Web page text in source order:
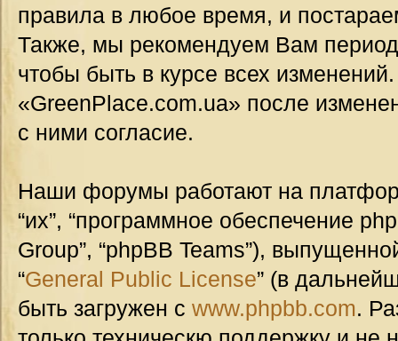
правила в любое время, и
Также, мы рекомендуем Вам
чтобы быть в курсе всех
«GreenPlace.com.ua» после
с ними согласие.
Наши форумы работают на
“их”, “программное обеспечение
Group”, “phpBB Teams”),
“General Public License” (в
быть загружен с www.phpbb.com.